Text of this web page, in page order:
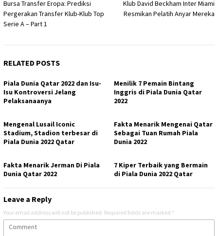
navigation
Bursa Transfer Eropa: Prediksi
Pergerakan Transfer Klub-Klub Top
Serie A – Part 1
Klub David Beckham Inter Miami
Resmikan Pelatih Anyar Mereka
RELATED POSTS
Piala Dunia Qatar 2022 dan Isu-
Isu Kontroversi Jelang
Pelaksanaanya
Menilik 7 Pemain Bintang
Inggris di Piala Dunia Qatar
2022
Mengenal Lusail Iconic
Stadium, Stadion terbesar di
Piala Dunia 2022 Qatar
Fakta Menarik Mengenai Qatar
Sebagai Tuan Rumah Piala
Dunia 2022
Fakta Menarik Jerman Di Piala
Dunia Qatar 2022
7 Kiper Terbaik yang Bermain
di Piala Dunia 2022 Qatar
Leave a Reply
Your email address will not be published. Required fields are marked *